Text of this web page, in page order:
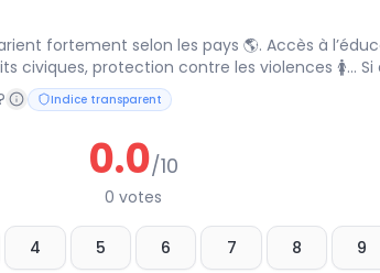
selon les pays 🌎. Accès à l’éducation,
protection contre les violences 🚺… Si des
de nombreux défis persistent. La Journée
rappelle l’importance d’une mobilisation
Indice transparent
0.0/10
0 votes
4 5 6 7 8 9